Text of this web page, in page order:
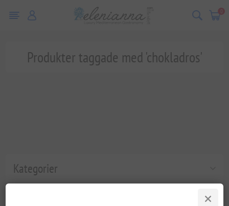
0
Kategorier
Produkter taggade med 'chokladros'